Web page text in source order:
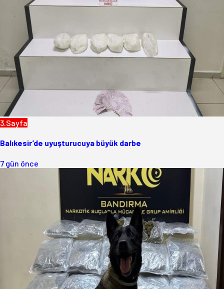
3.Sayfa
Balıkesir’de uyuşturucuya büyük darbe
7 gün önce